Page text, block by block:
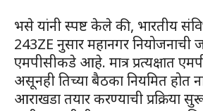
भसे यांनी स्पष्ट केले की, भारतीय
243ZE नुसार महानगर नियोजनाची
एमपीसीकडे आहे. मात्र प्रत्यक्षात
असूनही तिच्या बैठका नियमित होत
आराखडा तयार करण्याची